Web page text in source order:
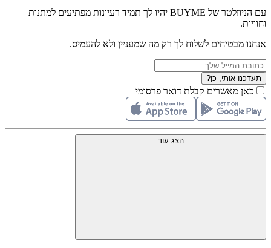
עם הניוזלטר של BUYME יהיו לך תמיד רעיונות מפתיעים למתנות
וחוויות.
אנחנו מבטיחים לשלוח לך רק מה שמעניין ולא להעמיס.
תעדכנו אותי, כן?
כאן מאשרים קבלת דואר פרסומי
הצג עוד